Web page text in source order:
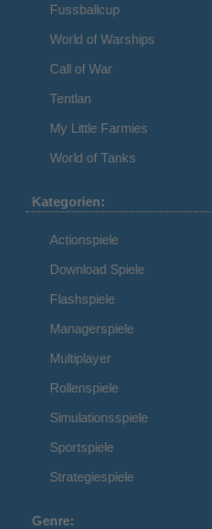
Fussballcup
World of Warships
Call of War
Tentlan
My Little Farmies
World of Tanks
Kategorien:
Actionspiele
Download Spiele
Flashspiele
Managerspiele
Multiplayer
Rollenspiele
Simulationsspiele
Sportspiele
Strategiespiele
Genre: